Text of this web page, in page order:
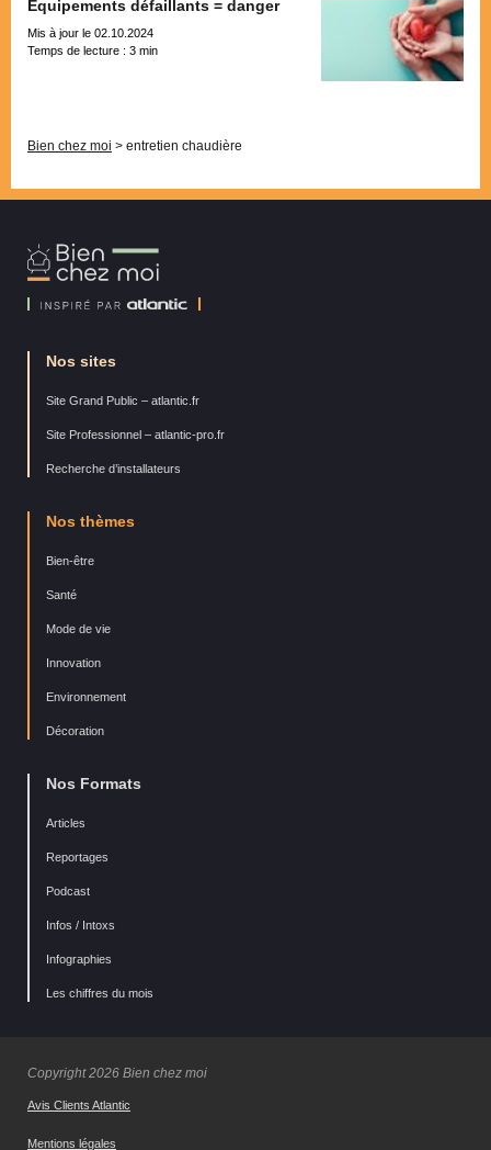
Équipements défaillants = danger
Mis à jour le 02.10.2024
Temps de lecture : 3 min
Bien chez moi > entretien chaudière
Bien
Chez
Nos sites
Site Grand Public – atlantic.fr
Site Professionnel – atlantic-pro.fr
Recherche d’installateurs
Nos thèmes
Bien-être
Santé
Mode de vie
Innovation
Environnement
Décoration
Nos Formats
Articles
Reportages
Podcast
Infos / Intoxs
Infographies
Les chiffres du mois
Copyright 2026 Bien chez moi
Avis Clients Atlantic
Mentions légales